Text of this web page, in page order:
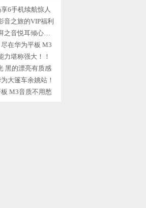
6手机续航惊人
音之旅的VIP福利
华为平板 M3：澎湃之音悦耳倾心！！
在华为平板 M3
力堪称强大！！
黑的漂亮有质感
大篷车余姚站！
M3音质不用愁